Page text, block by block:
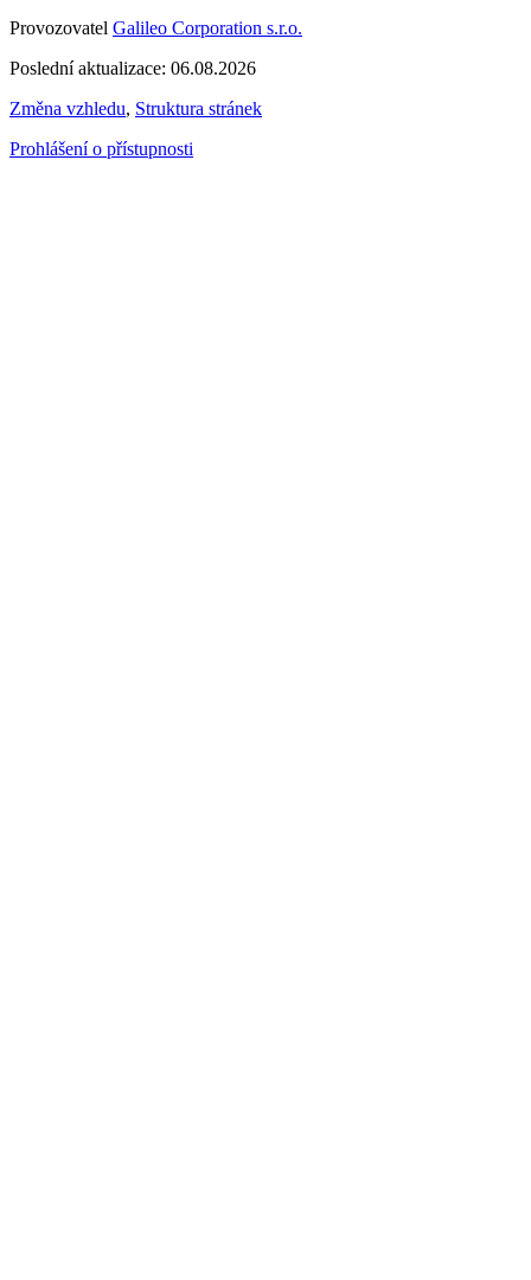
Provozovatel Galileo Corporation s.r.o.
Poslední aktualizace: 06.08.2026
Změna vzhledu, Struktura stránek
Prohlášení o přístupnosti